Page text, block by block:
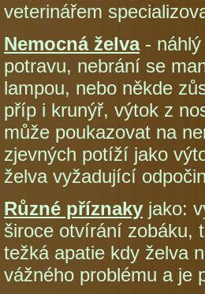
veterinářem
Nemocná želva- náhlý
potravu, nebrání se
lampou, nebo někde
příp i krunýř, výtok z
může poukazovat na
zjevných potíží jako
želva vyžadující
Různé příznaky jako:
široce otvírání zobáku,
težká apatie kdy želva
vážného problému a je